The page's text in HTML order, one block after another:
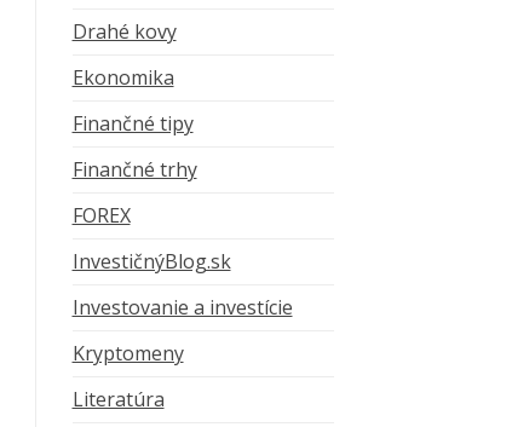
Drahé kovy
Ekonomika
Finančné tipy
Finančné trhy
FOREX
InvestičnýBlog.sk
Investovanie a investície
Kryptomeny
Literatúra